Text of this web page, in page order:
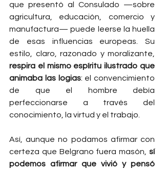
que presentó al Consulado —sobre
agricultura, educación, comercio y
manufactura— puede leerse la huella
de esas influencias europeas. Su
respira el mismo espíritu ilustrado que
animaba las logias: el convencimiento
de que el hombre debía
perfeccionarse a través del
conocimiento, la virtud y el trabajo.
Así, aunque no podamos afirmar con
certeza que Belgrano fuera masón, sí
podemos afirmar que vivió y pensó